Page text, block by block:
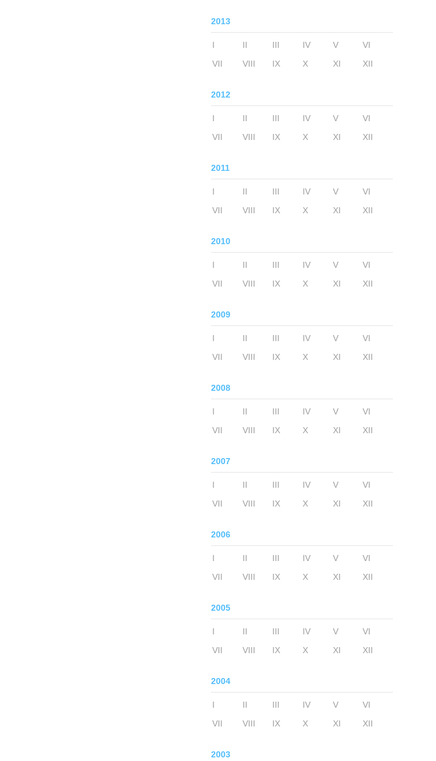
2013
I II III IV V
VI
VII
VIII IX X XI XII
2012
I II III IV V
VI
VII
VIII IX X XI XII
2011
I II III IV V
VI
VII
VIII IX X XI XII
2010
I II III IV V
VI
VII
VIII IX X XI XII
2009
I II III IV V
VI
VII
VIII IX X XI XII
2008
I II III IV V
VI
VII
VIII IX X XI XII
2007
I II III IV V
VI
VII
VIII IX X XI XII
2006
I II III IV V
VI
VII
VIII IX X XI XII
2005
I II III IV V
VI
VII
VIII IX X XI XII
2004
I II III IV V
VI
VII
VIII IX X XI XII
2003